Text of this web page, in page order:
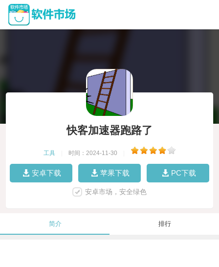
快客加速器跑路了
工具 时间：2024-11-30
安卓下载 苹果下载 PC下载
安卓市场，安全绿色
简介 排行